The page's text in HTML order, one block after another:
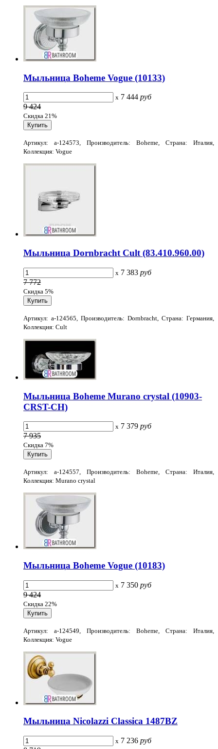
Мыльница Boheme Vogue (10133)
x 7 444 руб
9 424
Скидка 21%
Артикул: a-124573, Производитель: Boheme, Страна: Италия,
Коллекция: Vogue
Мыльница Dornbracht Cult (83.410.960.00)
x 7 383 руб
7 772
Скидка 5%
Артикул: a-124565, Производитель: Dornbracht, Страна: Германия,
Коллекция: Cult
Мыльница Boheme Murano crystal (10903-
CRST-CH)
x 7 379 руб
7 935
Скидка 7%
Артикул: a-124557, Производитель: Boheme, Страна: Италия,
Коллекция: Murano crystal
Мыльница Boheme Vogue (10183)
x 7 350 руб
9 424
Скидка 22%
Артикул: a-124549, Производитель: Boheme, Страна: Италия,
Коллекция: Vogue
Мыльница Nicolazzi Classica 1487BZ
x 7 236 руб